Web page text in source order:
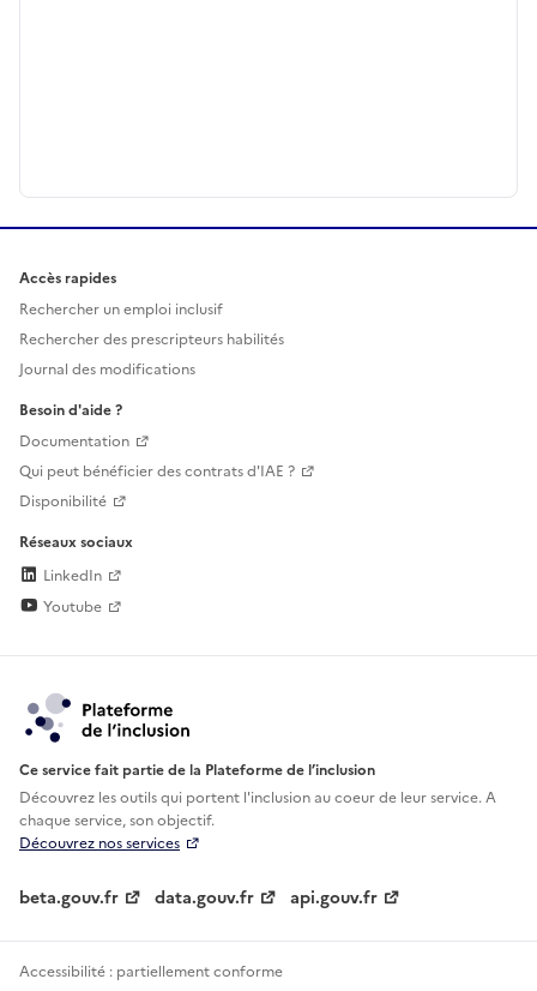
Accès rapides
Rechercher un emploi inclusif
Rechercher des prescripteurs habilités
Journal des modifications
Besoin d'aide ?
Documentation
Qui peut bénéficier des contrats d'IAE ?
Disponibilité
Réseaux sociaux
LinkedIn
Youtube
Ce service fait partie de la Plateforme de l’inclusion
Découvrez les outils qui portent l'inclusion aucoeur de leur service. A
chaque service, son objectif.
Découvrez nos services
beta.gouv.fr data.gouv.fr api.gouv.fr
Accessibilité : partiellement conforme